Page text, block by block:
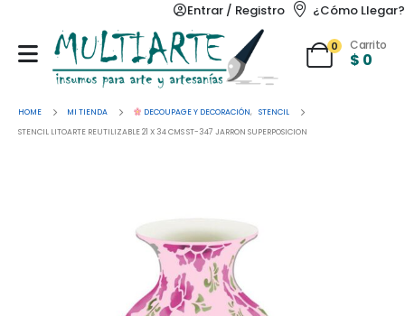
Entrar / Registro ¿Cómo Llegar?
0 Carrito
$ 0
HOME MI TIENDA DECOUPAGE Y DECORACIÓN, STENCIL
STENCIL LITOARTE REUTILIZABLE 21 X 34 CMS ST-347 JARRON SUPERPOSICION